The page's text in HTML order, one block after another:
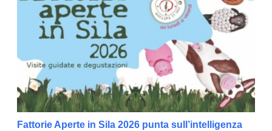
Fattorie Aperte in Sila 2026 punta sull’intelligenza